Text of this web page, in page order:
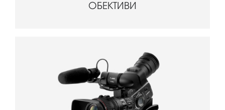
ОБЕКТИВИ